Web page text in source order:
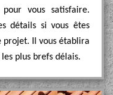
vous satisfaire.
détails si vous êtes
projet. Il vous établira
plus brefs délais.